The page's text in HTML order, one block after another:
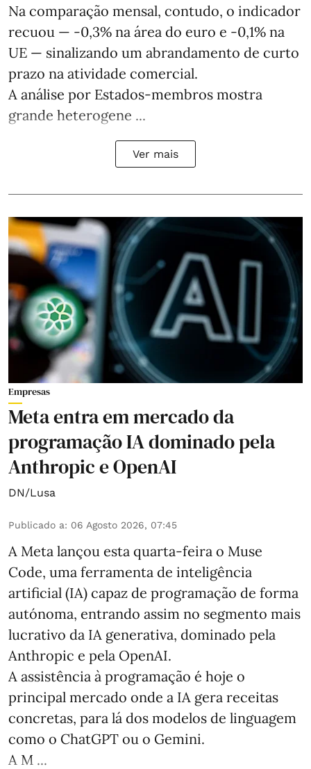
Na comparação mensal, contudo, o indicador
recuou — -0,3% na área do euro e -0,1% na
UE — sinalizando um abrandamento de curto
prazo na atividade comercial.
A análise por Estados‑membros mostra
grande heterogene ...
Ver mais
Empresas
Meta entra em mercado da
programação IA dominado pela
Anthropic e OpenAI
DN/Lusa
Publicado a: 06 Agosto 2026, 07:45
A Meta lançou esta quarta-feira o Muse
Code, uma ferramenta de inteligência
artificial (IA) capaz de programação de forma
autónoma, entrando assim no segmento mais
lucrativo da IA generativa, dominado pela
Anthropic e pela OpenAI.
A assistência à programação é hoje o
principal mercado onde a IA gera receitas
concretas, para lá dos modelos de linguagem
como o ChatGPT ou o Gemini.
A M ...